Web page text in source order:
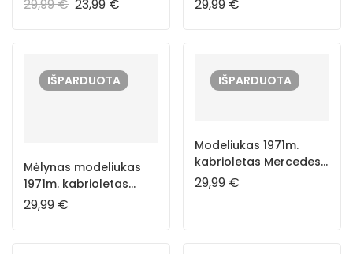
29,99€ 23,99 € 29,99 €
IŠPARDUOTA
Mėlynas modeliukas
1971m. kabrioletas
Mercedes 350 SL
29,99 €
IŠPARDUOTA
Modeliukas 1971m.
kabrioletas Mercedes
350 SL
29,99 €